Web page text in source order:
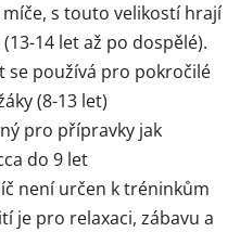
s touto velikostí hrají
14 let až po dospělé).
se používá pro pokročilé
(8-13 let)
pro přípravky jak
do 9 let
není určen k tréninkům
je pro relaxaci, zábavu a